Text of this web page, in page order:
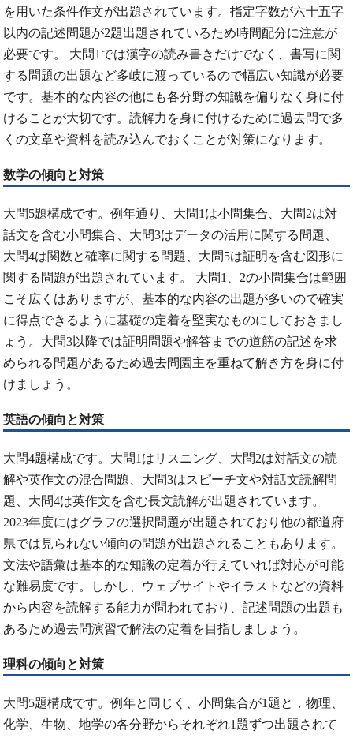
を用いた条件作文が出題されています。指定字数が六十五字
以内の記述問題が2題出題されているため時間配分に注意が
必要です。 大問1では漢字の読み書きだけでなく、書写に関
する問題の出題など多岐に渡っているので幅広い知識が必要
です。基本的な内容の他にも各分野の知識を偏りなく身に付
けることが大切です。読解力を身に付けるために過去問で多
くの文章や資料を読み込んでおくことが対策になります。
数学の傾向と対策
大問5題構成です。例年通り、大問1は小問集合、大問2は対
話文を含む小問集合、大問3はデータの活用に関する問題、
大問4は関数と確率に関する問題、大問5は証明を含む図形に
関する問題が出題されています。 大問1、2の小問集合は範囲
こそ広くはありますが、基本的な内容の出題が多いので確実
に得点できるように基礎の定着を堅実なものにしておきまし
ょう。大問3以降では証明問題や解答までの道筋の記述を求
められる問題があるため過去問園主を重ねて解き方を身に付
けましょう。
英語の傾向と対策
大問4題構成です。大問1はリスニング、大問2は対話文の読
解や英作文の混合問題、大問3はスピーチ文や対話文読解問
題、大問4は英作文を含む長文読解が出題されています。
2023年度にはグラフの選択問題が出題されており他の都道府
県では見られない傾向の問題が出題されることもあります。
文法や語彙は基本的な知識の定着が行えていれば対応が可能
な難易度です。しかし、ウェブサイトやイラストなどの資料
から内容を読解する能力が問われており、記述問題の出題も
あるため過去問演習で解法の定着を目指しましょう。
理科の傾向と対策
大問5題構成です。例年と同じく、小問集合が1題と，物理、
化学、生物、地学の各分野からそれぞれ1題ずつ出題されて